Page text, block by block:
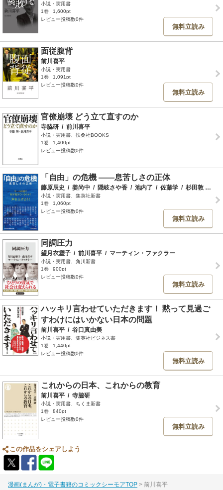
小説・実用書
1巻
1,600pt
レビュー投稿数0件
無料立読み
面従腹背
前川喜平
小説・実用書
1巻
1,091pt
レビュー投稿数0件
無料立読み
官僚崩壊 どう立て直すのか
寺脇研 / 前川喜平
小説・実用書、扶桑社BOOKS
1巻
1,400pt
レビュー投稿数0件
「自由」の危機 ――息苦しさの正体
藤原辰史 / 姜尚中 / 隠岐さや香 / 池内了 / 佐藤学 / 杉田敦 / 阿
小説・実用書、集英社新書
1巻
1,060pt
レビュー投稿数0件
無料立読み
同調圧力
望月衣塑子 / 前川喜平 / マーティン・ファクラー
小説・実用書、角川新書
1巻
900pt
レビュー投稿数0件
無料立読み
ハッキリ言わせていただきます！ 黙って見過ご
すわけにはいかない日本の問題
前川喜平 / 谷口真由美
小説・実用書、集英社ビジネス書
1巻
1,440pt
レビュー投稿数0件
無料立読み
これからの日本、これからの教育
前川喜平 / 寺脇研
小説・実用書、ちくま新書
1巻
840pt
レビュー投稿数0件
無料立読み
この作品をシェアしよう
漫画(まんが)・電子書籍のコミックシーモアTOP 前川喜平